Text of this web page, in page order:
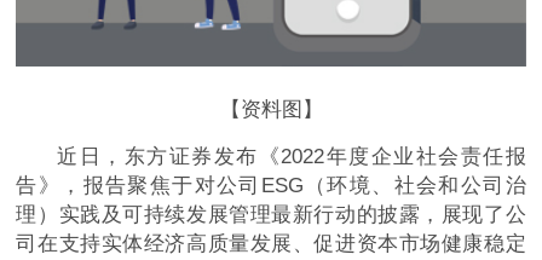
【资料图】
近日，东方证券发布《2022年度企业社会责任报
告》，报告聚焦于对公司ESG（环境、社会和公司治
理）实践及可持续发展管理最新行动的披露，展现了公
司在支持实体经济高质量发展、促进资本市场健康稳定